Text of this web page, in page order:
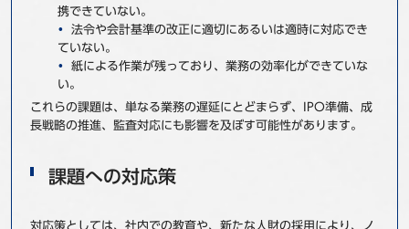
携できていない。
法令や会計基準の改正に適切にあるいは適時に対応でき
ていない。
紙による作業が残っており、業務の効率化ができていな
い。
これらの課題は、単なる業務の遅延にとどまらず、IPO準備、成
長戦略の推進、監査対応にも影響を及ぼす可能性があります。
課題への対応策
対応策としては、社内での教育や、新たな人財の採用により、ノ